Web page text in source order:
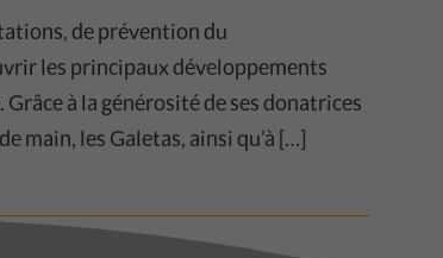
de prévention du
les principaux développements
à la générosité de ses donatrices
main, les Galetas, ainsi qu’à […]